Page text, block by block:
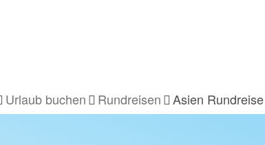
Urlaub buchen Rundreisen Asien Rundreise